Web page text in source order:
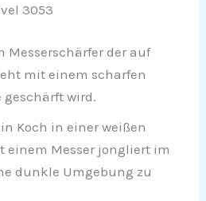
3053
Messerschärfer der auf
mit einem scharfen
geschärft wird.
Koch in einer weißen
einem Messer jongliert im
dunkle Umgebung zu